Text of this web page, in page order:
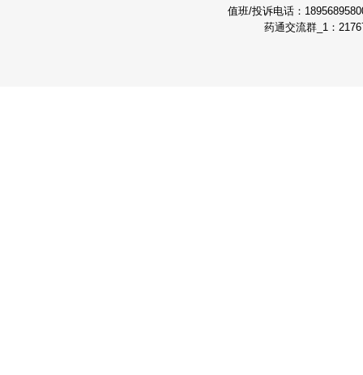
值班/投诉电话：
药通交流群_1：